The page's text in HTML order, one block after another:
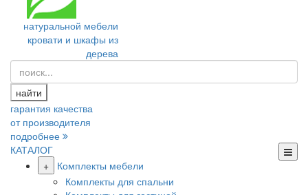
натуральной мебели
кровати и шкафы из
дерева
найти
гарантия качества
от производителя
подробнее
КАТАЛОГ
+
Комплекты мебели
Комплекты для спальни